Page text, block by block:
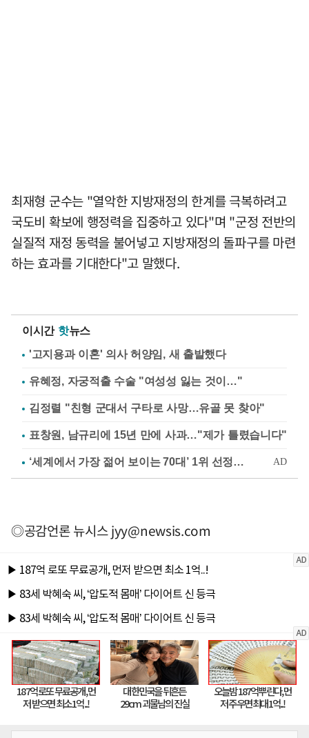
최재형 군수는 "열악한 지방재정의 한계를 극복하려고
국도비 확보에 행정력을 집중하고 있다"며 "군정 전반의
실질적 재정 동력을 불어넣고 지방재정의 돌파구를 마련
하는 효과를 기대한다"고 말했다.
이시간 핫뉴스
'고지용과 이혼' 의사 허양임, 새 출발했다
유혜정, 자궁적출 수술 "여성성 잃는 것이…"
김정렬 "친형 군대서 구타로 사망…유골 못 찾아"
표창원, 남규리에 15년 만에 사과…"제가 틀렸습니다"
◎공감언론 뉴시스jyy@newsis.com